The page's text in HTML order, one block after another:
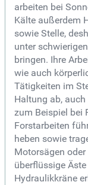
arbeiten bei
Kälte außerdem
sowie Stelle,
unter
bringen. Ihre
wie auch
Tätigkeiten im
Haltung ab,
zum Beispiel bei
Forstarbeiten
heben sowie
Motorsägen
überflüssige
Hydraulikkräne